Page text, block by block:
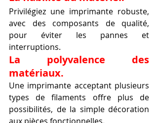
Privilégiez une imprimante robuste,
avec des composants de qualité,
pour éviter les pannes et
interruptions.
La polyvalence des
matériaux.
Une imprimante acceptant plusieurs
types de filaments offre plus de
possibilités, de la simple décoration